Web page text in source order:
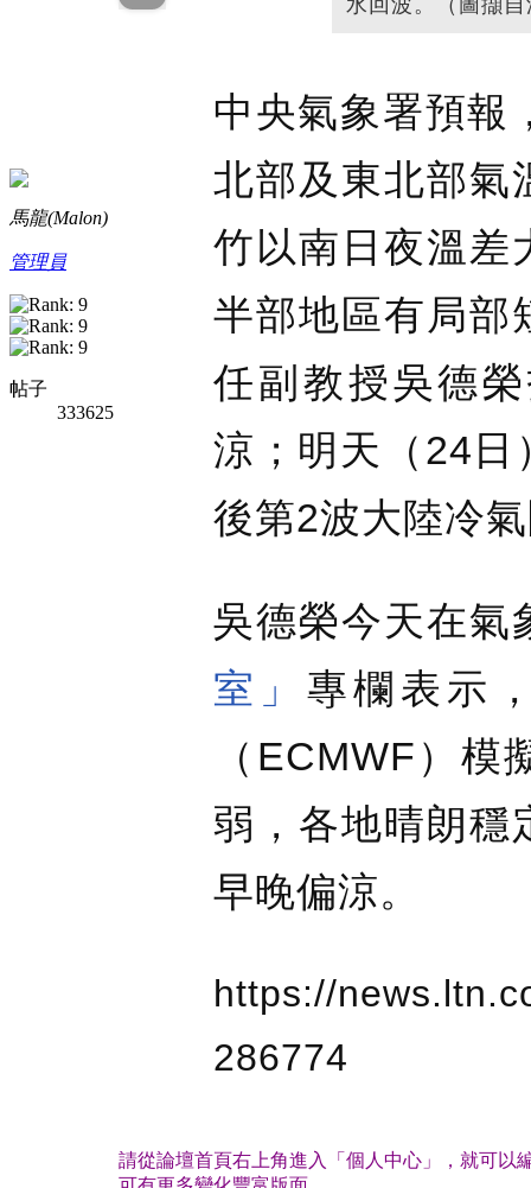
馬龍(Malon)
管理員
帖子
333625
水回波。（圖擷
中央氣象署預報
北部及東北部氣
竹以南日夜溫差
半部地區有局部
任副教授吳德
涼；明天（24日
後第2波大陸冷
吳德榮今天在氣
室」 專欄表示
（ECMWF）
弱，各地晴朗穩
早晚偏涼。
https://
286774
請從論壇首頁右上角進入「個人中心」，就可以